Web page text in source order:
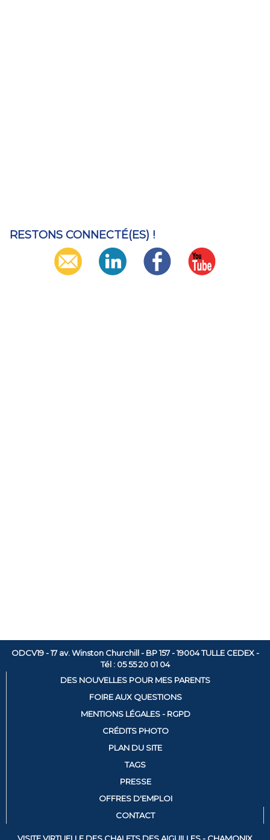
RESTONS CONNECTÉ(ES) !
ODCV19 - 17 av. Winston Churchill - BP 157 - 19004 TULLE CEDEX -
Tél : 05 55 20 01 04
DES NOUVELLES POUR MES PARENTS
FOIRE AUX QUESTIONS
MENTIONS LÉGALES - RGPD
CRÉDITS PHOTO
PLAN DU SITE
TAGS
PRESSE
OFFRES D'EMPLOI
CONTACT